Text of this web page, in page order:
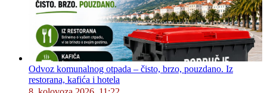
Odvoz komunalnog otpada – čisto, brzo, pouzdano. Iz
restorana, kafića i hotela